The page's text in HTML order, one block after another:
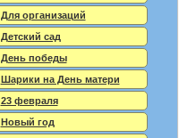
Для организаций
Детский сад
День победы
Шарики на День матери
23 февраля
Новый год